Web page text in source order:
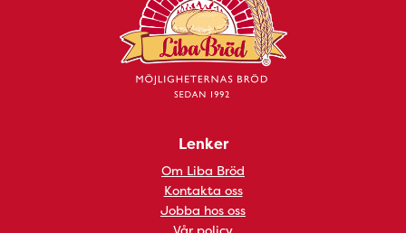
Lenker
Om Liba Bröd
Kontakta oss
Jobba hos oss